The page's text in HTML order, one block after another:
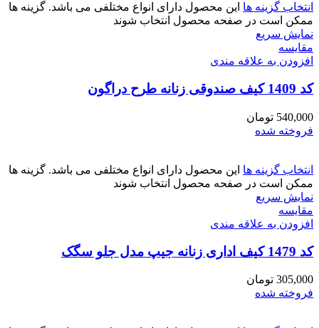
انتخاب گزینه ها این محصول دارای انواع مختلفی می باشد. گزینه ها
ممکن است در صفحه محصول انتخاب شوند
نمایش سریع
مقايسه
افزودن به علاقه مندی
کد 1409 کیف صندوقی زنانه طرح دراگون
540,000 تومان
فروخته شده
انتخاب گزینه ها این محصول دارای انواع مختلفی می باشد. گزینه ها
ممکن است در صفحه محصول انتخاب شوند
نمایش سریع
مقايسه
افزودن به علاقه مندی
کد 1479 کیف اداری زنانه جیپ مدل جلو سگک
305,000 تومان
فروخته شده